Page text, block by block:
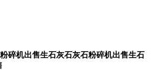
碎机出售生石灰石灰石粉碎机出售生石